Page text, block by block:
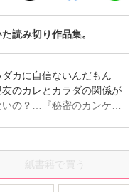
読み切り作品集。
カに自信ないんだもん
のカレとカラダの関係が
の？…『秘密のカンケ
トに描いた読み切り作品
紙書籍で買う